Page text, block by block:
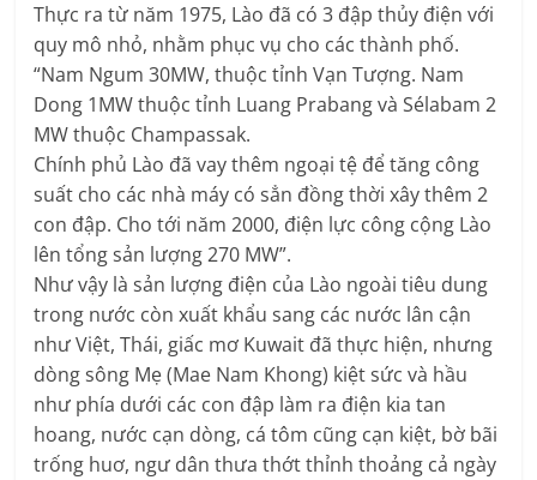
Thực ra từ năm 1975, Lào đã có 3 đập thủy điện với
quy mô nhỏ, nhằm phục vụ cho các thành phố.
“Nam Ngum 30MW, thuộc tỉnh Vạn Tượng. Nam
Dong 1MW thuộc tỉnh Luang Prabang và Sélabam 2
MW thuộc Champassak.
Chính phủ Lào đã vay thêm ngoại tệ để tăng công
suất cho các nhà máy có sẳn đồng thời xây thêm 2
con đập. Cho tới năm 2000, điện lực công cộng Lào
lên tổng sản lượng 270 MW”.
Như vậy là sản lượng điện của Lào ngoài tiêu dung
trong nước còn xuất khẩu sang các nước lân cận
như Việt, Thái, giấc mơ Kuwait đã thực hiện, nhưng
dòng sông Mẹ (Mae Nam Khong) kiệt sức và hầu
như phía dưới các con đập làm ra điện kia tan
hoang, nước cạn dòng, cá tôm cũng cạn kiệt, bờ bãi
trống huơ, ngư dân thưa thớt thỉnh thoảng cả ngày